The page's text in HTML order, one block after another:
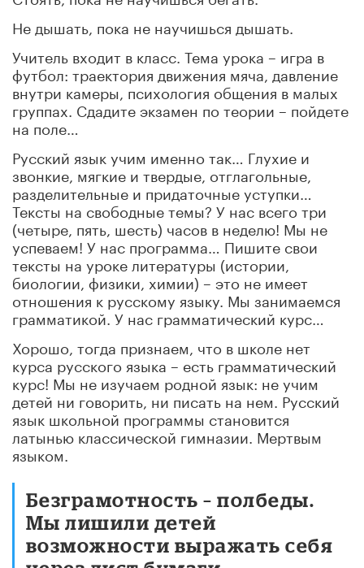
Не дышать, пока не научишься дышать.
Учитель входит в класс. Тема урока – игра в
футбол: траектория движения мяча, давление
внутри камеры, психология общения в малых
группах. Сдадите экзамен по теории – пойдете
на поле…
Русский язык учим именно так… Глухие и
звонкие, мягкие и твердые, отглагольные,
разделительные и придаточные уступки…
Тексты на свободные темы? У нас всего три
(четыре, пять, шесть) часов в неделю! Мы не
успеваем! У нас программа… Пишите свои
тексты на уроке литературы (истории,
биологии, физики, химии) – это не имеет
отношения к русскому языку. Мы занимаемся
грамматикой. У нас грамматический курс…
Хорошо, тогда признаем, что в школе нет
курса русского языка – есть грамматический
курс! Мы не изучаем родной язык: не учим
детей ни говорить, ни писать на нем. Русский
язык школьной программы становится
латынью классической гимназии. Мертвым
языком.
Безграмотность – полбеды.
Мы лишили детей
возможности выражать себя